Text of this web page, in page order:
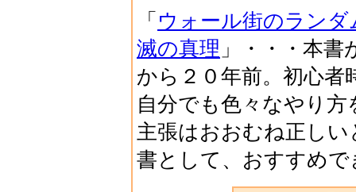
「 ウォール街のラン
滅の真理 」・・・本
から２０年前。初心者
自分でも色々なやり
主張はおおむね正し
書として、おすすめで